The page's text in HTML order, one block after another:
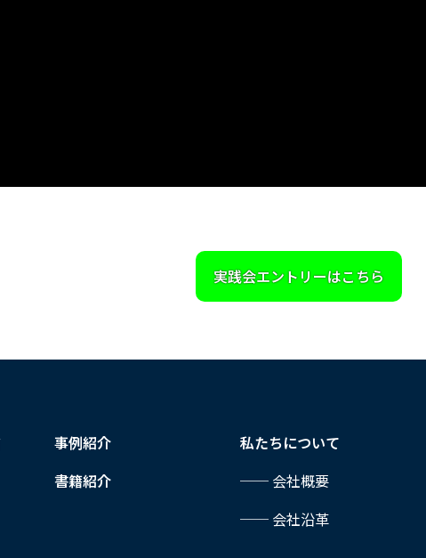
実践会エントリーはこちら
事例紹介
書籍紹介
私たちについて
── 会社概要
── 会社沿革